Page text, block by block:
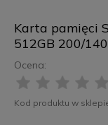
Karta pamięci
512GB 200/
Ocena:
Kod produktu w